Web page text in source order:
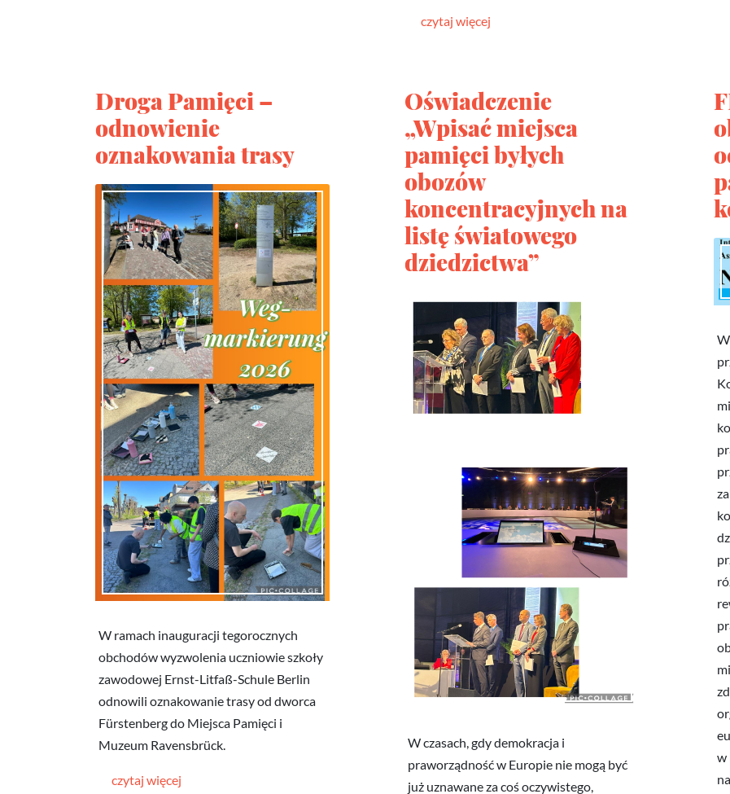
czytaj więcej
Droga Pamięci –
odnowienie
oznakowania trasy
W ramach inauguracji tegorocznych
obchodów wyzwolenia uczniowie szkoły
zawodowej Ernst-Litfaß-Schule Berlin
odnowili oznakowanie trasy od dworca
Fürstenberg do Miejsca Pamięci i
Muzeum Ravensbrück.
czytaj więcej
Oświadczenie
„Wpisać miejsca
pamięci byłych
obozów
koncentracyjnych na
listę światowego
dziedzictwa”
W czasach, gdy demokracja i
praworządność w Europie nie mogą być
już uznawane za coś oczywistego,
w